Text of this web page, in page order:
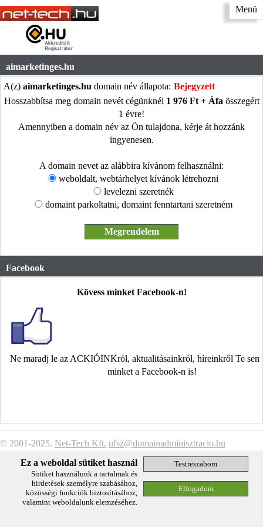
Menü
aimarketinges.hu
A(z) aimarketinges.hu domain név állapota: Bejegyzett
Hosszabbítsa meg domain nevét cégünknél 1 976 Ft + Áfa összegért
1 évre!
Amennyiben a domain név az Ön tulajdona, kérje át hozzánk
ingyenesen.
A domain nevet az alábbira kívánom felhasználni:
weboldalt, webtárhelyet kívánok létrehozni
levelezni szeretnék
domaint parkoltatni, domaint fenntartani szeretném
Facebook
Kövess minket Facebook-n!
Ne maradj le az ACKIÓINKról, aktualitásainkról, híreinkről Te
minket a Facebook-n is!
© 2001-2025. Net-Tech Kft. ufsz@domainadminisztracio.hu
Ez a weboldal sütiket használ
Sütiket használunk a tartalmak és
hirdetések személyre szabásához,
közösségi funkciók biztosításához,
valamint weboldalunk elemzéséhez.